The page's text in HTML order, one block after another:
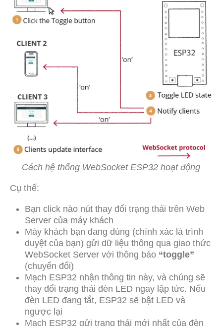
Cách hệ thống WebSocket ESP32 hoạt động
Cụ thể:
Bạn click nào nút thay đổi trạng thái trên Web
Server của máy khách
Máy khách bạn đang dùng (chính xác là trình
duyệt của bạn) gửi dữ liệu thông qua giao thức
WebSocket Server với thông báo “toggle”
(chuyển đổi)
Mạch ESP32 nhận thông tin này, và chúng sẽ
thay đổi trạng thái đèn LED ngay lập tức. Nếu
đèn LED đang tắt, ESP32 sẽ bật LED và
ngược lại
Mạch ESP32 gửi trạng thái mới nhất của đèn